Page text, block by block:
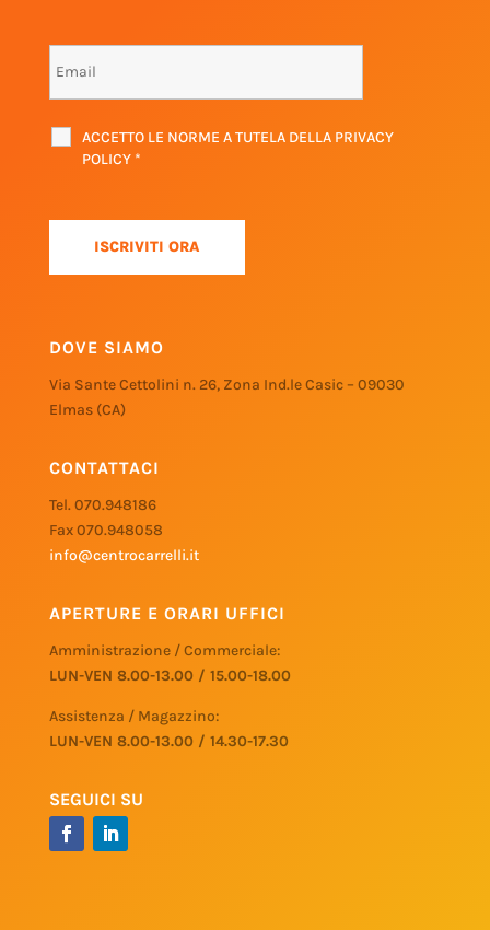
ACCETTO LE NORME A TUTELA DELLA PRIVACY
POLICY *
DOVE SIAMO
Via Sante Cettolini n. 26, Zona Ind.le Casic – 09030
Elmas (CA)
CONTATTACI
Tel. 070.948186
Fax 070.948058
info@centrocarrelli.it
APERTURE E ORARI UFFICI
Amministrazione / Commerciale:
LUN-VEN 8.00-13.00 / 15.00-18.00
Assistenza / Magazzino:
LUN-VEN 8.00-13.00 / 14.30-17.30
SEGUICI SU